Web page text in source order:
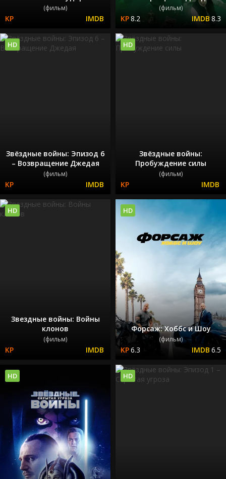
(фильм) (фильм)
8.2 8.3
Звёздные войны: Эпизод 6
– Возвращение Джедая
(фильм)
HD
Звёздные войны:
Пробуждение силы
(фильм)
HD
Звездные войны: Войны
клонов
(фильм)
HD
Форсаж: Хоббс и Шоу
(фильм)
6.3 6.5
HD
HD HD